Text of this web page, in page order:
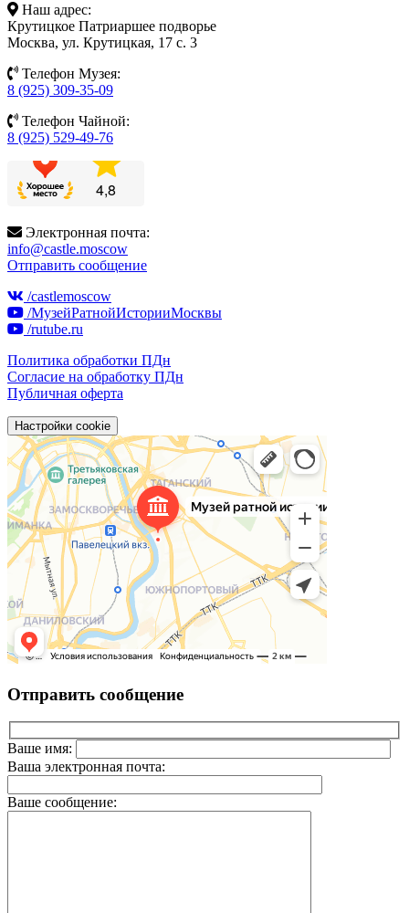
Наш адрес:
Крутицкое Патриаршее подворье
Москва, ул. Крутицкая, 17 с. 3
Телефон Музея:
8 (925) 309-35-09
Телефон Чайной:
8 (925) 529-49-76
Электронная почта:
info@castle.moscow
Отправить сообщение
/castlemoscow
/МузейРатнойИсторииМосквы
/rutube.ru
Политика обработки ПДн
Согласие на обработку ПДн
Публичная оферта
Настройки cookie
Отправить сообщение
Ваше имя:
Ваша электронная почта:
Ваше сообщение: